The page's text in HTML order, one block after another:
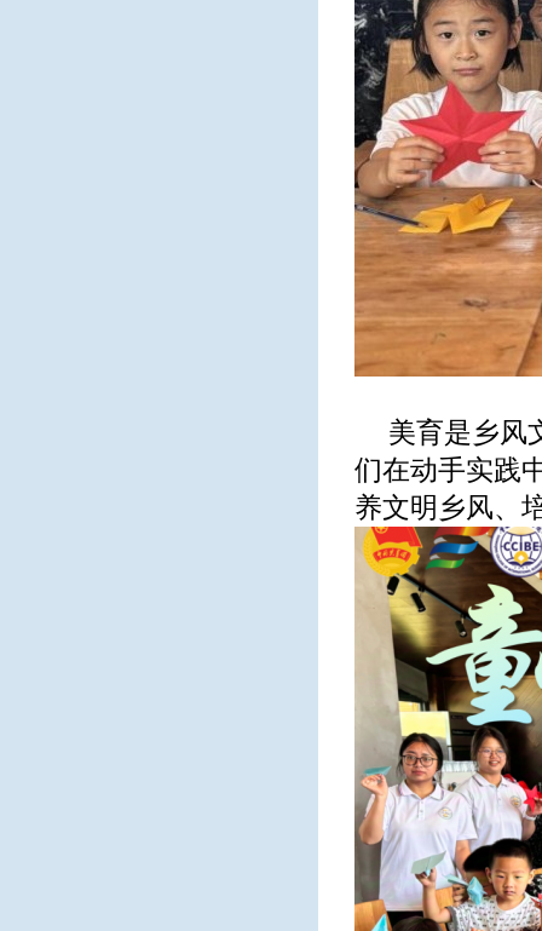
美育是乡风
们在动手实践
养文明乡风、